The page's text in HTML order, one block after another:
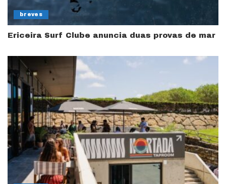
breves
Ericeira Surf Clube anuncia duas provas de mar